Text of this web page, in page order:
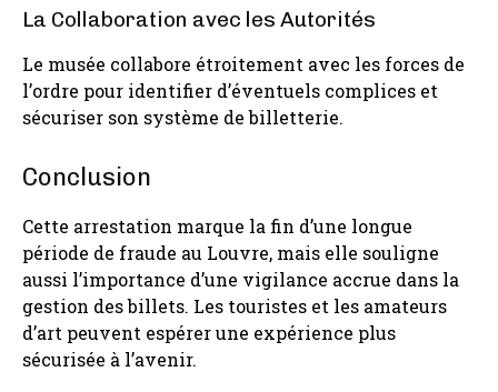
La Collaboration avec les Autorités
Le musée collabore étroitement avec les forces de
l’ordre pour identifier d’éventuels complices et
sécuriser son système de billetterie.
Conclusion
Cette arrestation marque la fin d’une longue
période de fraude au Louvre, mais elle souligne
aussi l’importance d’une vigilance accrue dans la
gestion des billets. Les touristes et les amateurs
d’art peuvent espérer une expérience plus
sécurisée à l’avenir.